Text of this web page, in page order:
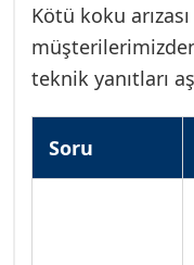
hedefimiz
farklı
veriyoruz. Eğer
Servisi ile
Kötü koku
teknik yanıtları
Soru